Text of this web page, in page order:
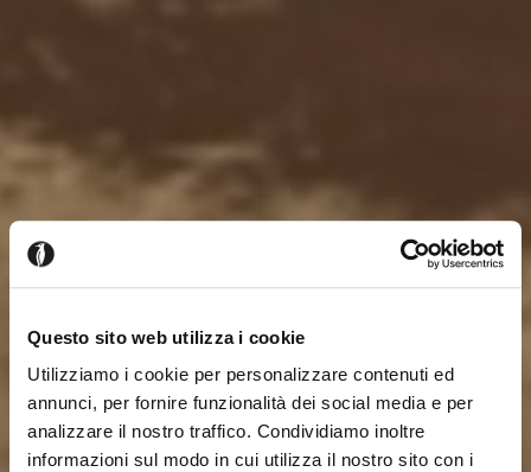
Questo sito web utilizza i cookie
Utilizziamo i cookie per personalizzare contenuti ed
annunci, per fornire funzionalità dei social media e per
analizzare il nostro traffico. Condividiamo inoltre
informazioni sul modo in cui utilizza il nostro sito con i